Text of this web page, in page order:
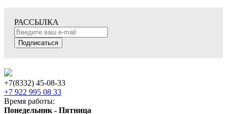
РАССЫЛКА
Подписаться
+7(8332) 45-08-33
+7 922 995 08 33
Время работы:
Понедельник - Пятница